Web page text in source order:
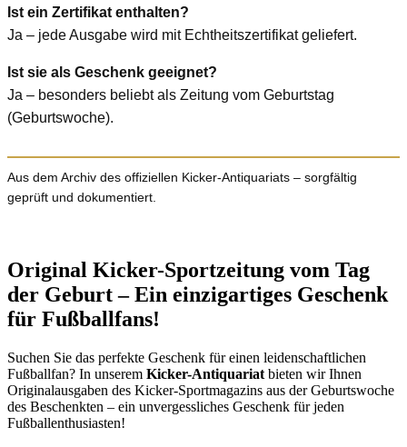
Ist ein Zertifikat enthalten?
Ja – jede Ausgabe wird mit Echtheitszertifikat geliefert.
Ist sie als Geschenk geeignet?
Ja – besonders beliebt als Zeitung vom Geburtstag
(Geburtswoche).
Aus dem Archiv des offiziellen Kicker-Antiquariats – sorgfältig
geprüft und dokumentiert.
Original Kicker-Sportzeitung vom Tag
der Geburt – Ein einzigartiges Geschenk
für Fußballfans!
Suchen Sie das perfekte Geschenk für einen leidenschaftlichen
Fußballfan? In unserem Kicker-Antiquariat bieten wir Ihnen
Originalausgaben des Kicker-Sportmagazins aus der Geburtswoche
des Beschenkten – ein unvergessliches Geschenk für jeden
Fußballenthusiasten!